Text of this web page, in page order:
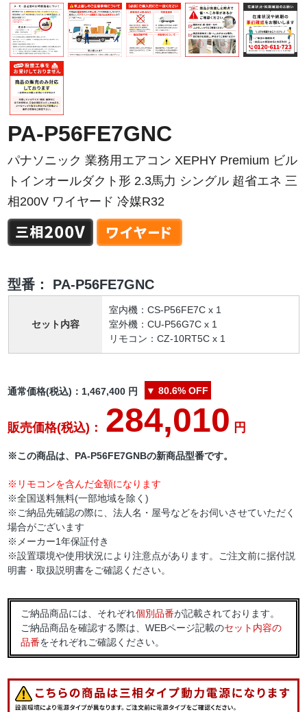
PA-P56FE7GNC
パナソニック 業務用エアコン XEPHY Premium ビル
トインオールダクト形 2.3馬力 シングル 超省エネ 三
相200V ワイヤード 冷媒R32
型番： PA-P56FE7GNC
セット内容
室内機：CS-P56FE7C x 1
室外機：CU-P56G7C x 1
リモコン：CZ-10RT5C x 1
通常価格(税込)：1,467,400 円 ▼ 80.6% OFF
販売価格(税込)： 284,010 円
※この商品は、PA-P56FE7GNBの新商品型番です。
※リモコンを含んだ金額になります
※全国送料無料(一部地域を除く)
※ご納品先確認の際に、法人名・屋号などをお伺いさせていただく
場合がございます
※メーカー1年保証付き
※設置環境や使用状況により注意点があります。ご注文前に据付説
明書・取扱説明書をご確認ください。
ご納品商品には、それぞれ個別品番が記載されております。
ご納品商品を確認する際は、WEBページ記載のセット内容の
品番をそれぞれご確認ください。